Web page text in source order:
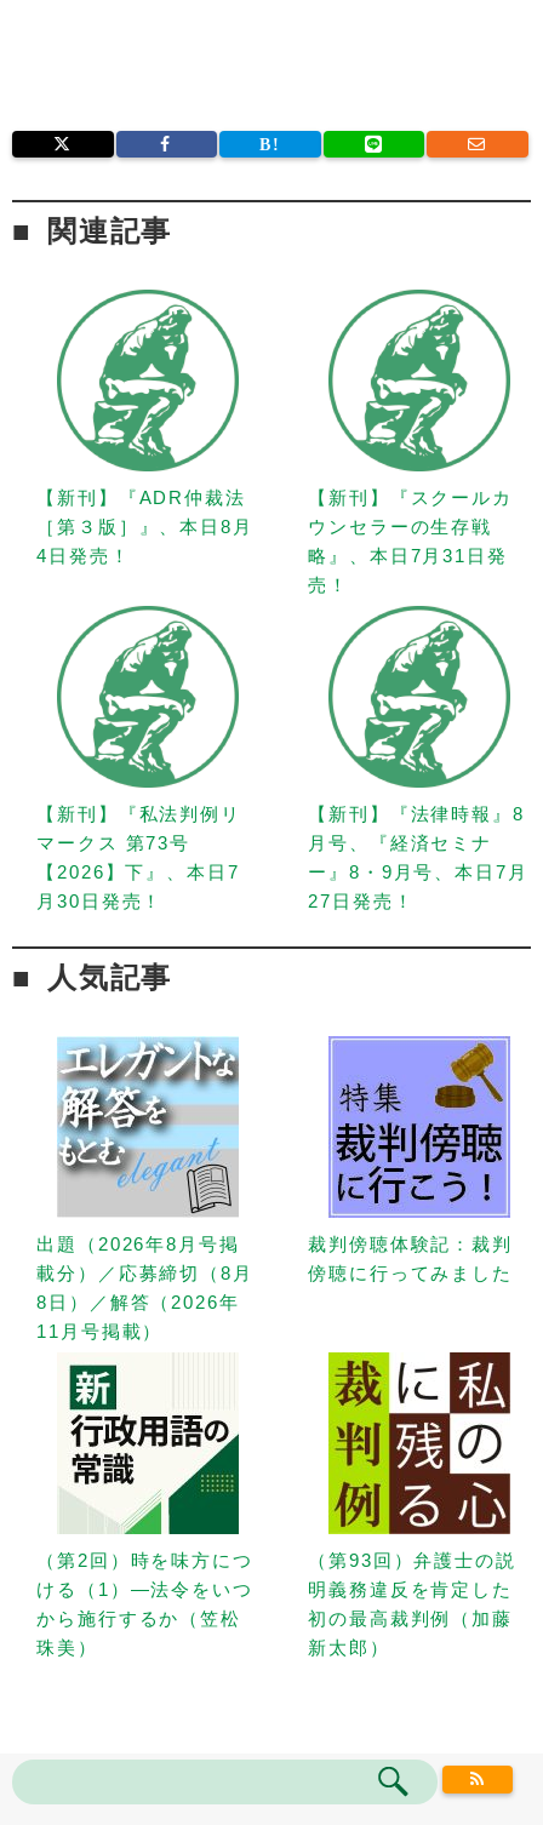
関連記事
【新刊】『ADR仲裁法
［第３版］』、本日8月
4日発売！
【新刊】『スクールカ
ウンセラーの生存戦
略』、本日7月31日発
売！
【新刊】『私法判例リ
マークス 第73号
【2026】下』、本日7
月30日発売！
【新刊】『法律時報』8
月号、『経済セミナ
ー』8・9月号、本日7月
27日発売！
人気記事
出題（2026年8月号掲
載分）／応募締切（8月
8日）／解答（2026年
11月号掲載）
裁判傍聴体験記：裁判
傍聴に行ってみました
（第2回）時を味方につ
ける（1）—法令をいつ
から施行するか（笠松
珠美）
（第93回）弁護士の説
明義務違反を肯定した
初の最高裁判例（加藤
新太郎）